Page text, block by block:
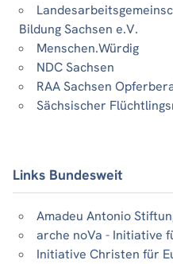
Bildung Sachsen e.V.
Menschen.Würdig
NDC Sachsen
RAA Sachsen
Sächsischer
Links Bundesweit
Amadeu Antonio
arche noVa - Initiative
Initiative Christen für